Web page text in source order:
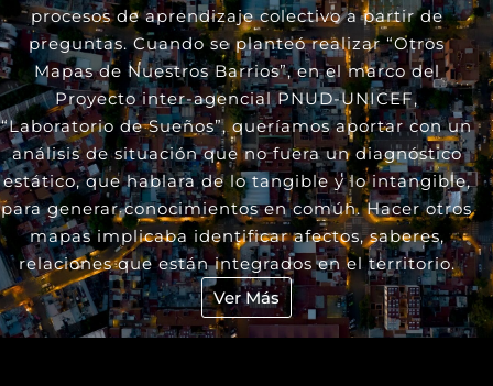
procesos de aprendizaje colectivo a partir de
preguntas. Cuando se planteó realizar “Otros
Mapas de Nuestros Barrios”, en el marco del
Proyecto inter-agencial PNUD-UNICEF,
“Laboratorio de Sueños”, queríamos aportar con un
análisis de situación que no fuera un diagnóstico
estático, que hablara de lo tangible y lo intangible,
para generar conocimientos en común. Hacer otros
mapas implicaba identificar afectos, saberes,
relaciones que están integrados en el territorio.
Ver Más